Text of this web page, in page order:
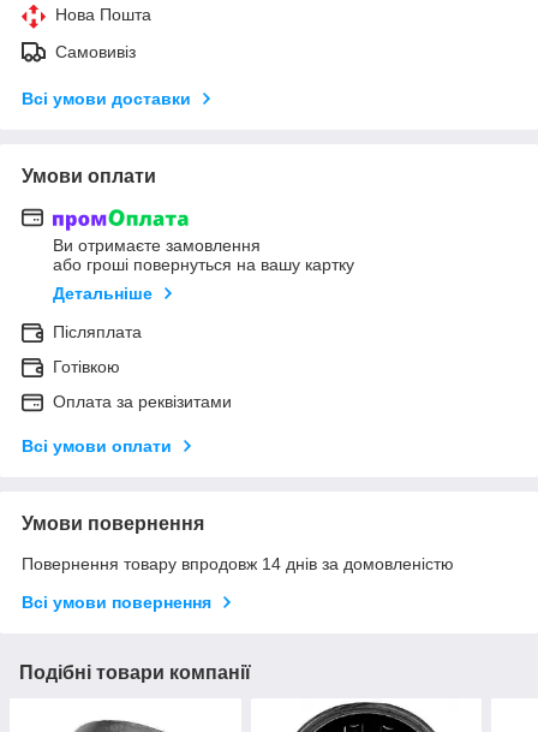
Нова Пошта
Самовивіз
Всі умови доставки
Умови оплати
Ви отримаєте замовлення
або гроші повернуться на вашу картку
Детальніше
Післяплата
Готівкою
Оплата за реквізитами
Всі умови оплати
Умови повернення
Повернення товару впродовж 14 днів за домовленістю
Всі умови повернення
Подібні товари компанії